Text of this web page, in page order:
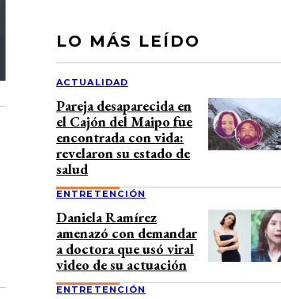
LO MÁS LEÍDO
ACTUALIDAD
Pareja desaparecida en
el Cajón del Maipo fue
encontrada con vida:
revelaron su estado de
salud
ENTRETENCIÓN
Daniela Ramírez
amenazó con demandar
a doctora que usó viral
video de su actuación
ENTRETENCIÓN